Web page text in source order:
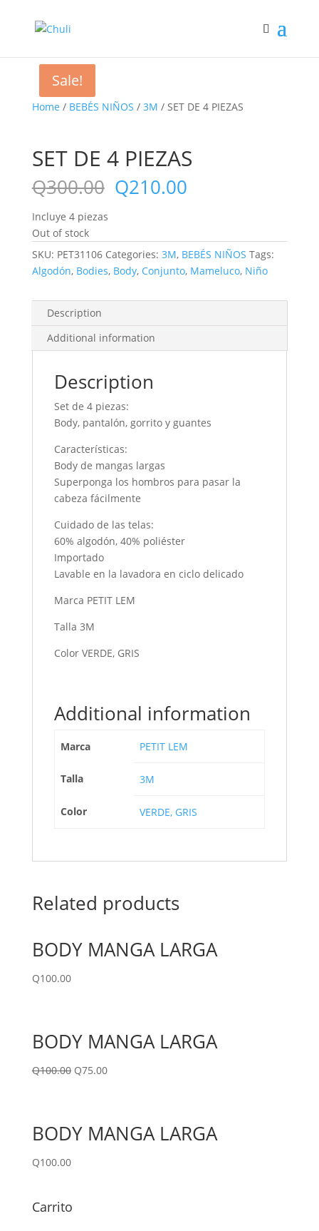
Home / BEBÉS NIÑOS / 3M / SET DE 4 PIEZAS
Sale!
SET DE 4 PIEZAS
Q300.00 Q210.00
Incluye 4 piezas
Out of stock
SKU: PET31106 Categories: 3M, BEBÉS NIÑOS Tags:
Algodón, Bodies, Body, Conjunto, Mameluco, Niño
Description
Additional information
Description
Set de 4 piezas:
Body, pantalón, gorrito y guantes
Características:
Body de mangas largas
Superponga los hombros para pasar la
cabeza fácilmente
Cuidado de las telas:
60% algodón, 40% poliéster
Importado
Lavable en la lavadora en ciclo delicado
Marca PETIT LEM
Talla 3M
Color VERDE, GRIS
Additional information
Marca PETIT LEM
Talla 3M
Color VERDE, GRIS
Related products
BODY MANGA LARGA
Q100.00
Sale!
BODY MANGA LARGA
Q100.00 Q75.00
BODY MANGA LARGA
Q100.00
Carrito